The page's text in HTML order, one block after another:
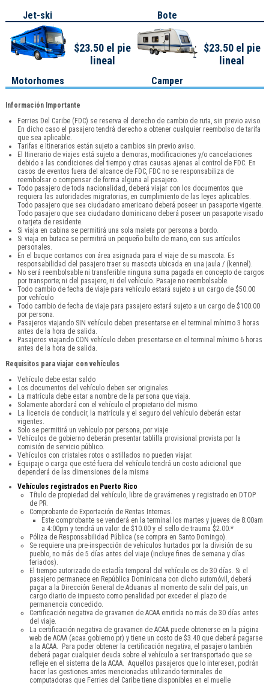
Jet-ski Bote
Motorhomes
$23.50 el pie
lineal
Camper
$23.50 el pie
lineal
Información Importante
Ferries Del Caribe (FDC) se reserva el derecho de cambio de ruta, sin previo aviso.
En dicho caso el pasajero tendrá derecho a obtener cualquier reembolso de tarifa
que sea aplicable.
Tarifas e Itinerarios están sujeto a cambios sin previo aviso.
El Itinerario de viajes está sujeto a demoras, modificaciones y/o cancelaciones
debido a las condiciones del tiempo y otras causas ajenas al control de FDC. En
casos de eventos fuera del alcance de FDC, FDC no se responsabiliza de
reembolsar o compensar de forma alguna al pasajero.
Todo pasajero de toda nacionalidad, deberá viajar con los documentos que
requiera las autoridades migratorias, en cumplimiento de las leyes aplicables.
Todo pasajero que sea ciudadano americano deberá poseer un pasaporte vigente.
Todo pasajero que sea ciudadano dominicano deberá poseer un pasaporte visado
o tarjeta de residente.
Si viaja en cabina se permitirá una sola maleta por persona a bordo.
Si viaja en butaca se permitirá un pequeño bulto de mano, con sus artículos
personales.
En el buque contamos con área asignada para el viaje de su mascota. Es
responsabilidad del pasajero traer su mascota ubicada en una jaula / (kennel).
No será reembolsable ni transferible ninguna suma pagada en concepto de cargos
por transporte; ni del pasajero, ni del vehículo. Pasaje no reembolsable.
Todo cambio de fecha de viaje para vehículo estará sujeto a un cargo de $50.00
por vehículo
Todo cambio de fecha de viaje para pasajero estará sujeto a un cargo de $100.00
por persona.
Pasajeros viajando SIN vehículo deben presentarse en el terminal mínimo 3 horas
antes de la hora de salida.
Pasajeros viajando CON vehículo deben presentarse en el terminal mínimo 6 horas
antes de la hora de salida.
Requisitos para viajar con vehículos
Vehículo debe estar saldo
Los documentos del vehículo deben ser originales.
La matrícula debe estar a nombre de la persona que viaja.
Solamente abordará con el vehículo el propietario del mismo.
La licencia de conducir, la matrícula y el seguro del vehículo deberán estar
vigentes.
Solo se permitirá un vehículo por persona, por viaje
Vehículos de gobierno deberán presentar tablilla provisional provista por la
comisión de servicio público.
Vehículos con cristales rotos o astillados no pueden viajar.
Equipaje o carga que esté fuera del vehículo tendrá un costo adicional que
dependerá de las dimensiones de la misma
Vehículos registrados en Puerto Rico
Título de propiedad del vehículo, libre de gravámenes y registrado en DTOP
de PR.
Comprobante de Exportación de Rentas Internas.
Este comprobante se venderá en la terminal los martes y jueves de 8:00am
a 4:00pm y tendrá un valor de $10.00 y el sello de trauma $2.00.*
Póliza de Responsabilidad Pública (se compra en Santo Domingo).
Se requiere una pre-inspección de vehículos hurtados por la división de su
pueblo, no más de 5 días antes del viaje (incluye fines de semana y días
feriados).
El tiempo autorizado de estadía temporal del vehículo es de 30 días. Si el
pasajero permanece en República Dominicana con dicho automóvil, deberá
pagar a la Dirección General de Aduanas al momento de salir del país, un
cargo diario de impuesto como penalidad por exceder el plazo de
permanencia concedido.
Certificación negativa de gravamen de ACAA emitida no más de 30 días antes
del viaje.
La certificación negativa de gravamen de ACAA puede obtenerse en la página
web de ACAA (acaa.gobierno.pr) y tiene un costo de $3.40 que deberá pagarse
a la ACAA. Para poder obtener la certificación negativa, el pasajero también
deberá pagar cualquier deuda sobre el vehículo a ser transportado que se
refleje en el sistema de la ACAA. Aquellos pasajeros que lo interesen, podrán
hacer las gestiones antes mencionadas utilizando terminales de
computadoras que Ferries del Caribe tiene disponibles en el muelle